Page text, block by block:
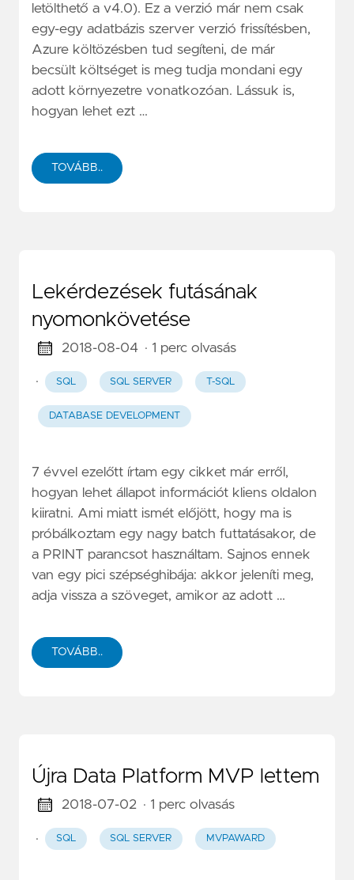
letölthető a v4.0). Ez a verzió már nem csak
egy-egy adatbázis szerver verzió frissítésben,
Azure költözésben tud segíteni, de már
becsült költséget is meg tudja mondani egy
adott környezetre vonatkozóan. Lássuk is,
hogyan lehet ezt …
TOVÁBB..
Lekérdezések futásának
nyomonkövetése
2018-08-04 · 1 perc olvasás
· SQL SQL SERVER T-SQL
DATABASE DEVELOPMENT
7 évvel ezelőtt írtam egy cikket már erről,
hogyan lehet állapot információt kliens oldalon
kiiratni. Ami miatt ismét előjött, hogy ma is
próbálkoztam egy nagy batch futtatásakor, de
a PRINT parancsot használtam. Sajnos ennek
van egy pici szépséghibája: akkor jeleníti meg,
adja vissza a szöveget, amikor az adott …
TOVÁBB..
Újra Data Platform MVP lettem
2018-07-02 · 1 perc olvasás
· SQL SQL SERVER MVPAWARD